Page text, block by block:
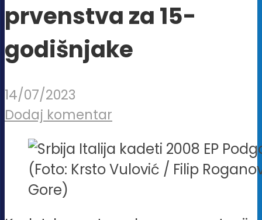
prvenstva za 15-
godišnjake
14/07/2023
Dodaj komentar
(Foto: Krsto Vulović / Filip
Gore)